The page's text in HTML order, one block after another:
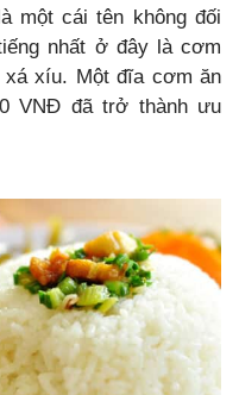
một cái tên không đối
nhất ở đây là cơm
xíu. Một đĩa cơm ăn
VNĐ đã trở thành ưu